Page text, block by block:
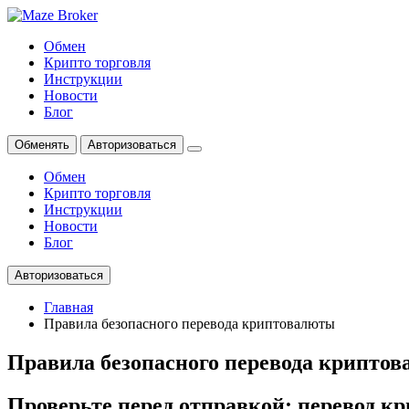
Обмен
Крипто торговля
Инструкции
Новости
Блог
Обменять Авторизоваться
Обмен
Крипто торговля
Инструкции
Новости
Блог
Авторизоваться
Главная
Правила безопасного перевода криптовалюты
Правила безопасного перевода